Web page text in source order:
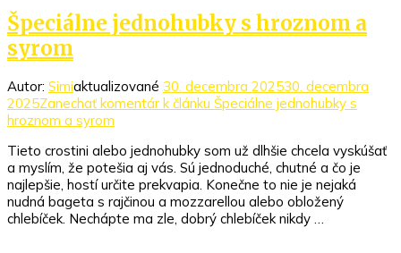
Špeciálne jednohubky s hroznom a
syrom
Autor: Simiaktualizované 30. decembra 202530. decembra
2025Zanechať komentár k článku Špeciálne jednohubky s
hroznom a syrom
Tieto crostini alebo jednohubky som už dlhšie chcela vyskúšať
a myslím, že potešia aj vás. Sú jednoduché, chutné a čo je
najlepšie, hostí určite prekvapia. Konečne to nie je nejaká
nudná bageta s rajčinou a mozzarellou alebo obložený
chlebíček. Nechápte ma zle, dobrý chlebíček nikdy …